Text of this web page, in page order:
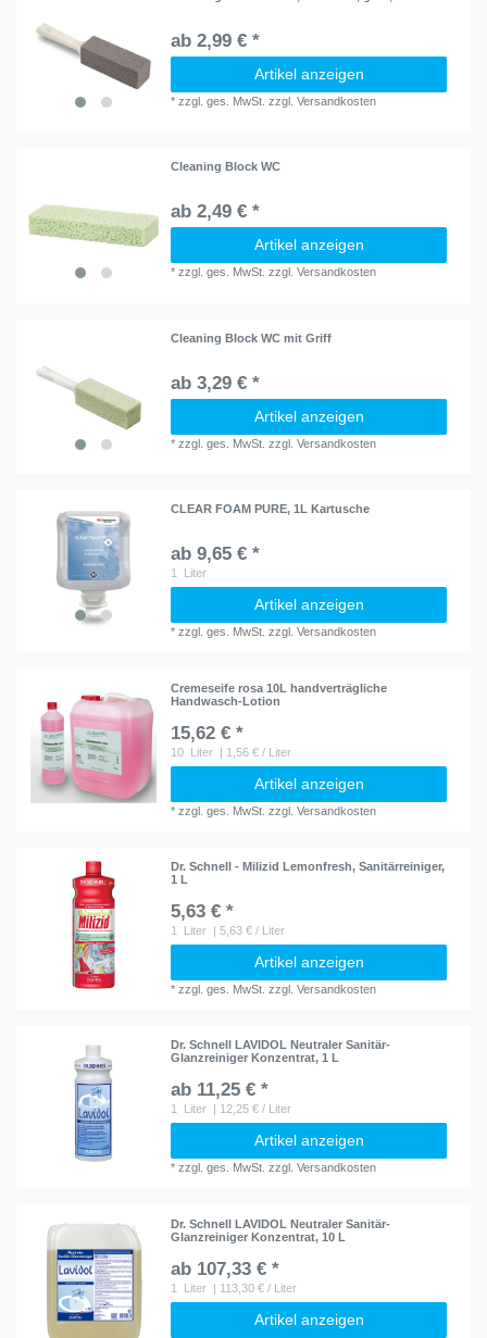
ab 2,99 € *
Artikel anzeigen
*zzgl. ges. MwSt. zzgl.Versandkosten
Cleaning Block WC
ab 2,49 € *
Artikel anzeigen
*zzgl. ges. MwSt. zzgl.Versandkosten
Cleaning Block WC mit Griff
ab 3,29 € *
Artikel anzeigen
*zzgl. ges. MwSt. zzgl.Versandkosten
CLEAR FOAM PURE, 1L Kartusche
ab 9,65 € *
1 Liter
Artikel anzeigen
*zzgl. ges. MwSt. zzgl.Versandkosten
Cremeseife rosa 10L handverträgliche
Handwasch-Lotion
15,62 € *
10 Liter | 1,56 € / Liter
Artikel anzeigen
*zzgl. ges. MwSt. zzgl.Versandkosten
Dr. Schnell - Milizid Lemonfresh, Sanitärreiniger,
1 L
5,63 € *
1 Liter | 5,63 € / Liter
Artikel anzeigen
*zzgl. ges. MwSt. zzgl.Versandkosten
Dr. Schnell LAVIDOL Neutraler Sanitär-
Glanzreiniger Konzentrat, 1 L
ab 11,25 € *
1 Liter | 12,25 € / Liter
Artikel anzeigen
*zzgl. ges. MwSt. zzgl.Versandkosten
Dr. Schnell LAVIDOL Neutraler Sanitär-
Glanzreiniger Konzentrat, 10 L
ab 107,33 € *
1 Liter | 113,30 € / Liter
Artikel anzeigen